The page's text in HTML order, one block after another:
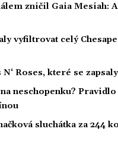
zničil Gaia Mesiah:
vyfiltrovat celý
N‘ Roses, které se
neschopenku?
sluchátka za